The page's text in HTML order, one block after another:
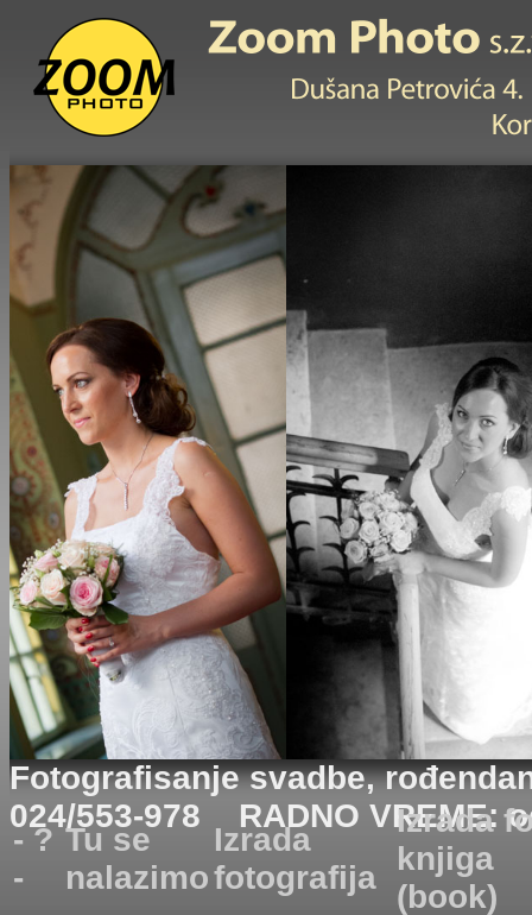
Fotografisanje svadbe,
024/553-978 RADNO VREME:
- ?
-
Tu se
nalazimo
Izrada
fotografija
Izrada
knjiga
(book)